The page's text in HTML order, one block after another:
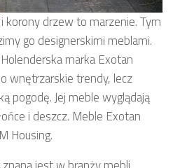
korony drzew to marzenie. Tym
go designerskimi meblami.
marka Exotan
wnętrzarskie trendy, lecz
pogodę. Jej meble wyglądają
i deszcz. Meble Exotan
Housing.